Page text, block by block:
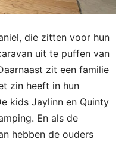
die zitten voor hun
uit te puffen van
zit een familie
zin heeft in hun
kids Jaylinn en Quinty
En als de
hebben de ouders